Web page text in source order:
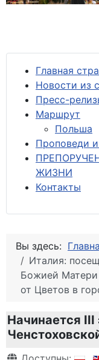
Главная
Новости из
Пресс-
Маршрут
Польша
Проповеди
ЖИЗНИ
Контакты
Вы здесь:
Италия:
Божией
от Цветов в
Начинается III
Информация о